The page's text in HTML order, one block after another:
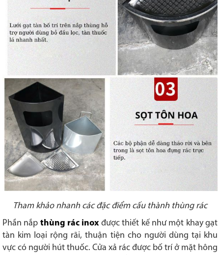
Tham khảo nhanh các đặc điểm cấu thành thùng rác
Phần nắp thùng rác inox được thiết kế như một khay gạt
tàn kim loại rộng rãi, thuận tiện cho người dùng tại khu
vực có người hút thuốc. Cửa xả rác được bố trí ở mặt hông